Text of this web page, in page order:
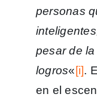
personas
pesar de
logros« [i].
en el